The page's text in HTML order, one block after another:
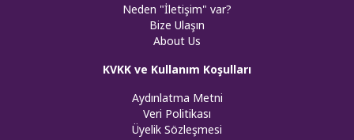
Neden "İletişim" var?
Bize Ulaşın
About Us
KVKK ve Kullanım Koşulları
Aydınlatma Metni
Veri Politikası
Üyelik Sözleşmesi